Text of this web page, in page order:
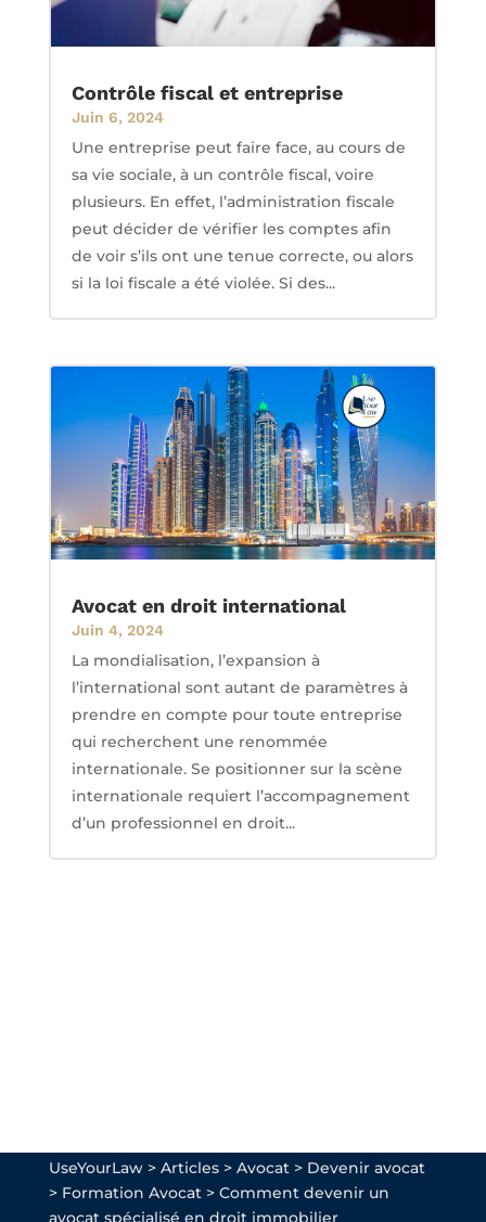
Contrôle fiscal et entreprise
Juin 6, 2024
Une entreprise peut faire face, au cours de
sa vie sociale, à un contrôle fiscal, voire
plusieurs. En effet, l’administration fiscale
peut décider de vérifier les comptes afin
de voir s’ils ont une tenue correcte, ou alors
si la loi fiscale a été violée. Si des...
Avocat en droit international
Juin 4, 2024
La mondialisation, l’expansion à
l’international sont autant de paramètres à
prendre en compte pour toute entreprise
qui recherchent une renommée
internationale. Se positionner sur la scène
internationale requiert l’accompagnement
d’un professionnel en droit...
UseYourLaw> Articles> Avocat> Devenir avocat
> Formation Avocat> Comment devenir un
avocat spécialisé en droit immobilier